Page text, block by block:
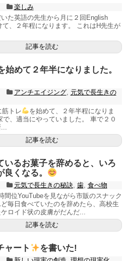
楽しみ
いた英語の先生から月に２回English
て、２年程になります。 これはH先生が
記事を読む
始めて２年半になりました。
アンチエイジング, 元気で長生きの
筋トレ
を始めて、２年半程になりま
で、適当にやっていました。 車で２０
記事を読む
いるお菓子を辞めると、いろ
くなる。
元気で長生きの秘訣, 歯, 食べ物
間位YouTubeを見ながら市販のスナック
毎日食べていたのを辞めたら、高校生
ロイド状の皮膚がだんだ...
記事を読む
ャート を書いた!